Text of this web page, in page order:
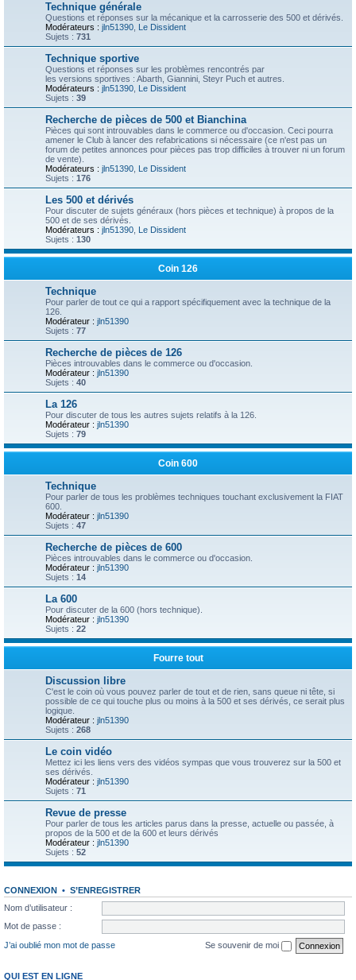
Technique générale
Questions et réponses sur la mécanique et la carrosserie des 500 et dérivés.
Modérateurs : jln51390 Le Dissident
Sujets : 731
Technique sportive
Questions et réponses sur les problèmes rencontrés par
les versions sportives : Abarth, Giannini, Steyr Puch et autres.
Modérateurs : jln51390 Le Dissident
Sujets : 39
Recherche de pièces de 500 et Bianchina
Pièces qui sont introuvables dans le commerce ou d'occasion. Ceci pourra
amener le Club à lancer des refabrications si nécessaire (ce n'est pas un
forum de petites annonces pour pièces pas trop difficiles à trouver ni un forum
de vente).
Modérateurs : jln51390 Le Dissident
Sujets : 176
Les 500 et dérivés
Pour discuter de sujets généraux (hors pièces et technique) à propos de la
500 et de ses dérivés.
Modérateurs : jln51390 Le Dissident
Sujets : 130
Coin 126
Technique
Pour parler de tout ce qui a rapport spécifiquement avec la technique de la
126.
Modérateur : jln51390
Sujets : 77
Recherche de pièces de 126
Pièces introuvables dans le commerce ou d'occasion.
Modérateur : jln51390
Sujets : 40
La 126
Pour discuter de tous les autres sujets relatifs à la 126.
Modérateur : jln51390
Sujets : 79
Coin 600
Technique
Pour parler de tous les problèmes techniques touchant exclusivement la FIAT
600.
Modérateur : jln51390
Sujets : 47
Recherche de pièces de 600
Pièces introuvables dans le commerce ou d'occasion.
Modérateur : jln51390
Sujets : 14
La 600
Pour discuter de la 600 (hors technique).
Modérateur : jln51390
Sujets : 22
Fourre tout
Discussion libre
C'est le coin où vous pouvez parler de tout et de rien, sans queue ni tête, si
possible de ce qui touche plus ou moins à la 500 et ses dérivés, ce serait plus
logique.
Modérateur : jln51390
Sujets : 268
Le coin vidéo
Mettez ici les liens vers des vidéos sympas que vous trouverez sur la 500 et
ses dérivés.
Modérateur : jln51390
Sujets : 71
Revue de presse
Pour parler de tous les articles parus dans la presse, actuelle ou passée, à
propos de la 500 et de la 600 et leurs dérivés
Modérateur : jln51390
Sujets : 52
CONNEXION • S’ENREGISTRER
Nom d’utilisateur :
Mot de passe :
J’ai oublié mon mot de passe
Se souvenir de moi
QUI EST EN LIGNE